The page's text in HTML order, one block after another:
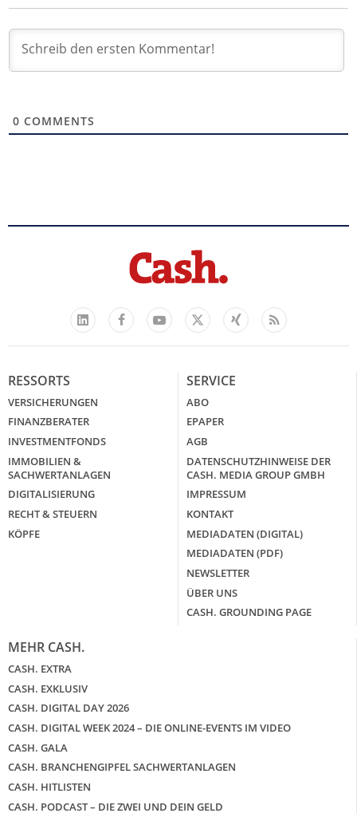
0 COMMENTS
LinkedIn
FacebookYouTube
X
Xing Feed
RESSORTS
VERSICHERUNGEN
FINANZBERATER
INVESTMENTFONDS
IMMOBILIEN &
SACHWERTANLAGEN
DIGITALISIERUNG
RECHT & STEUERN
KÖPFE
SERVICE
ABO
EPAPER
AGB
DATENSCHUTZHINWEISE DER
CASH. MEDIA GROUP GMBH
IMPRESSUM
KONTAKT
MEDIADATEN (DIGITAL)
MEDIADATEN (PDF)
NEWSLETTER
ÜBER UNS
CASH. GROUNDING PAGE
MEHR CASH.
CASH. EXTRA
CASH. EXKLUSIV
CASH. DIGITAL DAY 2026
CASH. DIGITAL WEEK 2024 – DIE ONLINE-EVENTS IM VIDEO
CASH. GALA
CASH. BRANCHENGIPFEL SACHWERTANLAGEN
CASH. HITLISTEN
CASH. PODCAST – DIE ZWEI UND DEIN GELD